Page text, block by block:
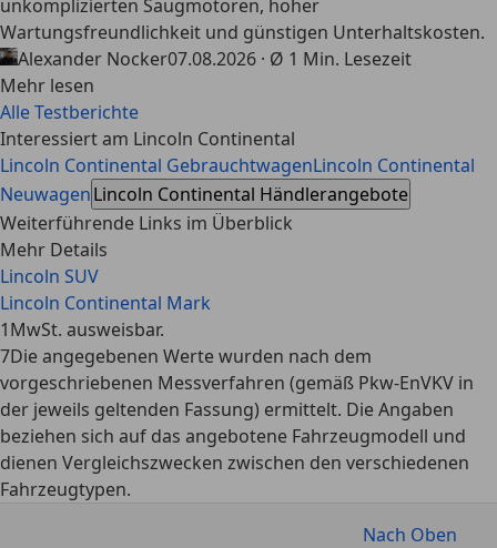
unkomplizierten Saugmotoren, hoher
Wartungsfreundlichkeit und günstigen Unterhaltskosten.
Alexander Nocker07.08.2026 · Ø 1 Min. Lesezeit
Mehr lesen
Alle Testberichte
Interessiert am Lincoln Continental
Lincoln Continental GebrauchtwagenLincoln Continental
NeuwagenLincoln Continental Händlerangebote
Weiterführende Links im Überblick
Mehr Details
Lincoln SUV
Lincoln Continental Mark
1MwSt. ausweisbar.
7Die angegebenen Werte wurden nach dem
vorgeschriebenen Messverfahren (gemäß Pkw-EnVKV in
der jeweils geltenden Fassung) ermittelt. Die Angaben
beziehen sich auf das angebotene Fahrzeugmodell und
dienen Vergleichszwecken zwischen den verschiedenen
Fahrzeugtypen.
Nach Oben